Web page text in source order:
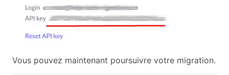
Vous pouvez maintenant poursuivre votre migration.